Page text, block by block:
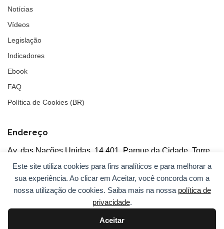
Este site utiliza cookies para fins analíticos e para melhorar a
sua experiência. Ao clicar em Aceitar, você concorda com a
nossa utilização de cookies. Saiba mais na nossa política de
privacidade.
Aceitar
Notícias
Vídeos
Legislação
Indicadores
Ebook
FAQ
Política de Cookies (BR)
Endereço
Av. das Nações Unidas, 14.401, Parque da Cidade, Torre
Tarumã
5°andar, salas 502/503, CEP: 04730-090, São Paulo, SP